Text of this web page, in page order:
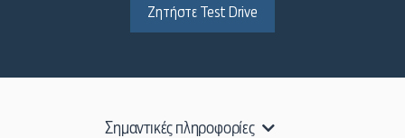
Ζητήστε Test Drive
Σημαντικές πληροφορίες